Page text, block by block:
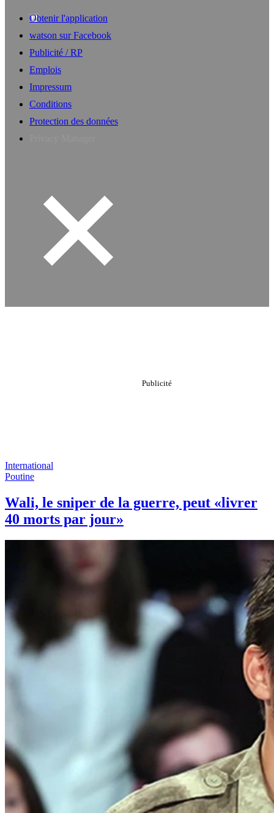
Obtenir l'application
watson sur Facebook
Publicité / RP
Emplois
Impressum
Conditions
Protection des données
International
Poutine
Wali, le sniper de la guerre, peut «livrer
40 morts par jour»